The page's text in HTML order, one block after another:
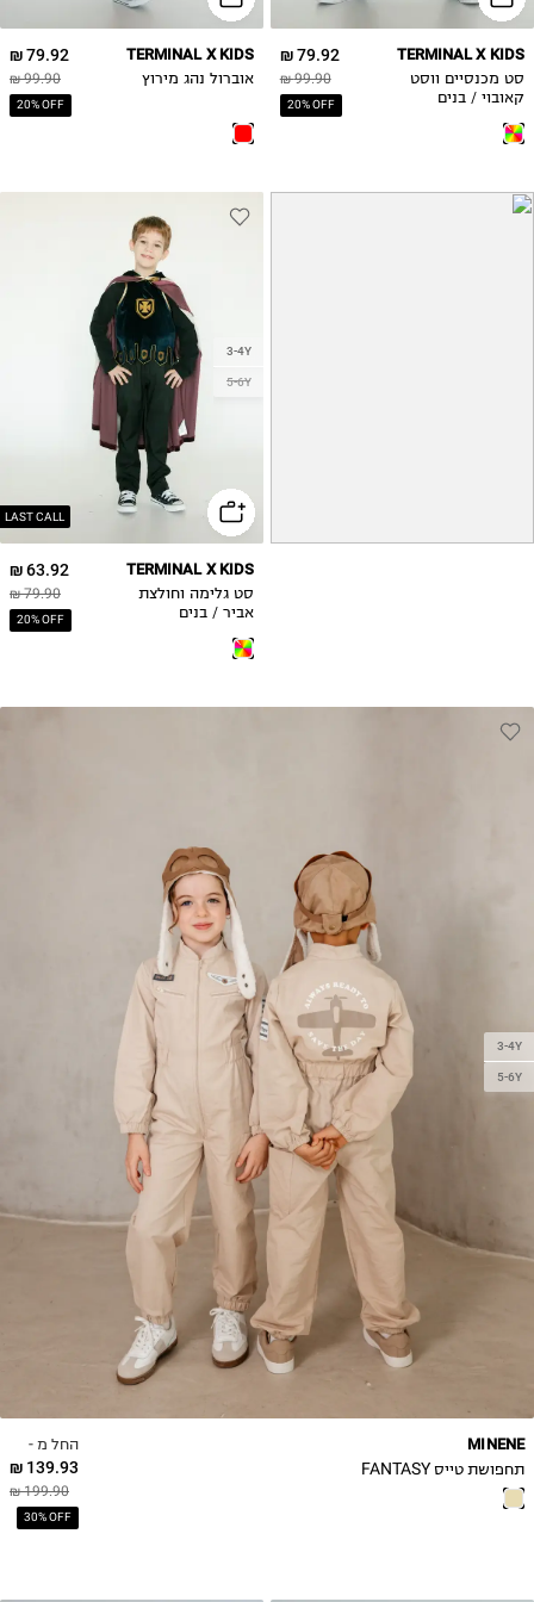
79.92 ₪
99.90 ₪
20% OFF
TERMINAL X KIDS
סט מכנסיים ווסט
קאובוי / בנים
79.92 ₪
99.90 ₪
20% OFF
TERMINAL X KIDS
אוברול נהג מירוץ
LAST CALL
3-4Y
5-6Y
63.92 ₪
79.90 ₪
20% OFF
TERMINAL X KIDS
סט גלימה וחולצת
אביר / בנים
3-4Y
5-6Y
החל מ -
139.93 ₪
199.90 ₪
30% OFF
MINENE
תחפושת טייס FANTASY